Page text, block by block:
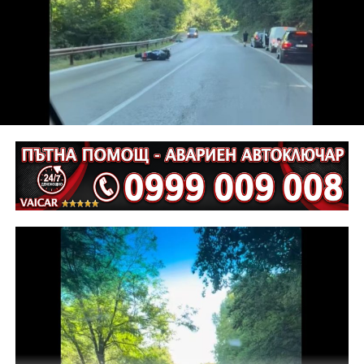
С постановление на Районна прокуратура-Габрово
В.А. е бил задържан за срок до 72 часа, а с
определение на Районен съд-Габрово спрямо него е
взета мярка за неотклонение „домашен арест“.
Съдебният акт е окончателен.